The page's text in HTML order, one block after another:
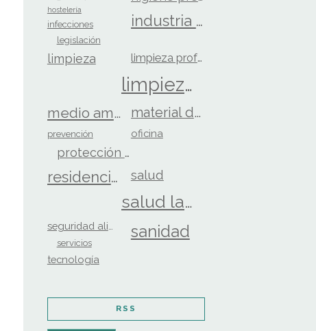
hostelería
industria alimentaria
infecciones
legislación
limpieza limpieza profesional
limpieza y desinfección
material de limpieza
medio ambiente
oficina
prevención
protección personal
residencias salud
salud laboral
sanidad
servicios
tecnología
RSS